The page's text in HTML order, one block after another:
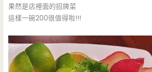
果然是店裡面的招牌菜
這樣一碗200很值得啦!!!